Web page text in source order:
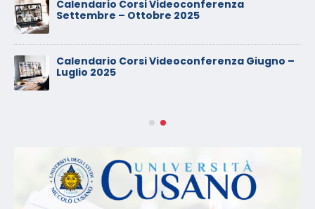
Calendario Corsi Videoconferenza
Settembre – Ottobre 2025
Calendario Corsi Videoconferenza Giugno –
Luglio 2025